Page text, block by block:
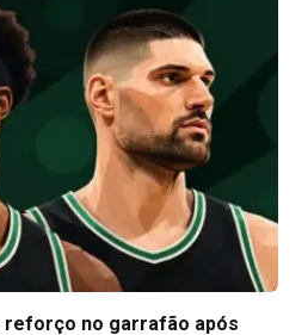
no garrafão após